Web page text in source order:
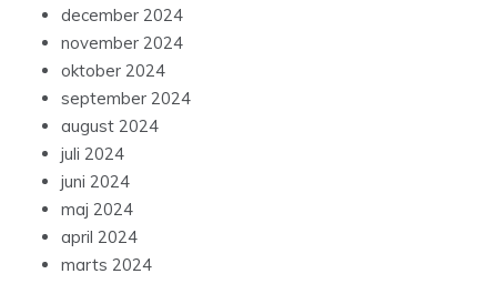
december 2024
november 2024
oktober 2024
september 2024
august 2024
juli 2024
juni 2024
maj 2024
april 2024
marts 2024